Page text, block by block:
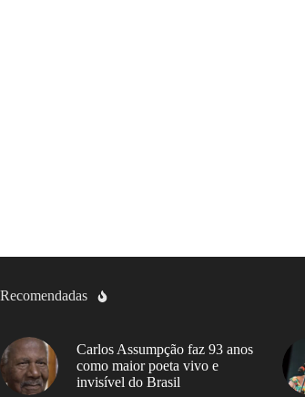
Recomendadas
Carlos Assumpção faz 93 anos
como maior poeta vivo e
invisível do Brasil